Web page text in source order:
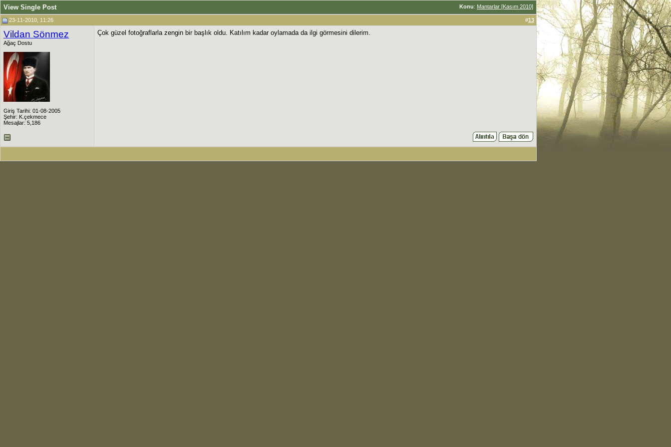
Konu: Mantarlar [Kasım 2010]
View Single Post
23-11-2010, 11:26 #13
Vildan Sönmez
Ağaç Dostu
Giriş Tarihi: 01-08-2005
Şehir: K.çekmece
Mesajlar: 5,186
Çok güzel fotoğraflarla zengin bir başlık oldu. Katılım kadar oylamada da ilgi görmesini dilerim.